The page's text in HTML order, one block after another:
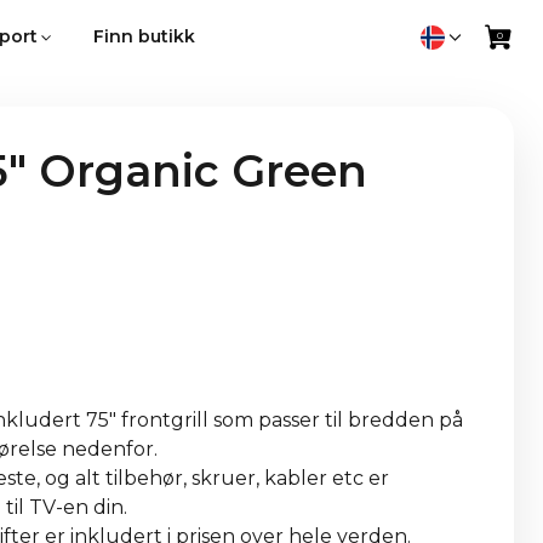
Finn butikk
Organic Green
75" frontgrill som passer til bredden på
nedenfor.
og alt tilbehør, skruer, kabler etc er
TV-en din.
er inkludert i prisen over hele verden.